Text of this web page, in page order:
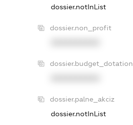
dossier.notInList
dossier.non_profit
dossier.budget_dotation
dossier.palne_akciz
dossier.notInList